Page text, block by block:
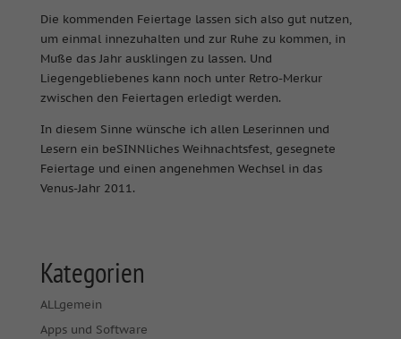
Die kommenden Feiertage lassen sich also gut nutzen,
um einmal innezuhalten und zur Ruhe zu kommen, in
Muße das Jahr ausklingen zu lassen. Und
Liegengebliebenes kann noch unter Retro-Merkur
zwischen den Feiertagen erledigt werden.
In diesem Sinne wünsche ich allen Leserinnen und
Lesern ein beSINNliches Weihnachtsfest, gesegnete
Feiertage und einen angenehmen Wechsel in das
Venus-Jahr 2011.
Kategorien
ALLgemein
Apps und Software